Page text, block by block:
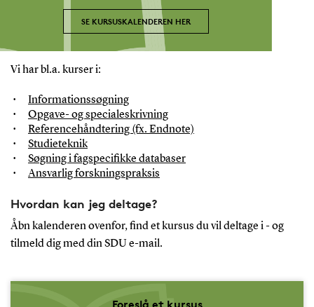
SE KURSUSKALENDEREN HER
Vi har bl.a. kurser i:
Informationssøgning
Opgave- og specialeskrivning
Referencehåndtering (fx. Endnote)
Studieteknik
Søgning i fagspecifikke databaser
Ansvarlig forskningspraksis
Hvordan kan jeg deltage?
Åbn kalenderen ovenfor, find et kursus du vil deltage i - og
tilmeld dig med din SDU e-mail.